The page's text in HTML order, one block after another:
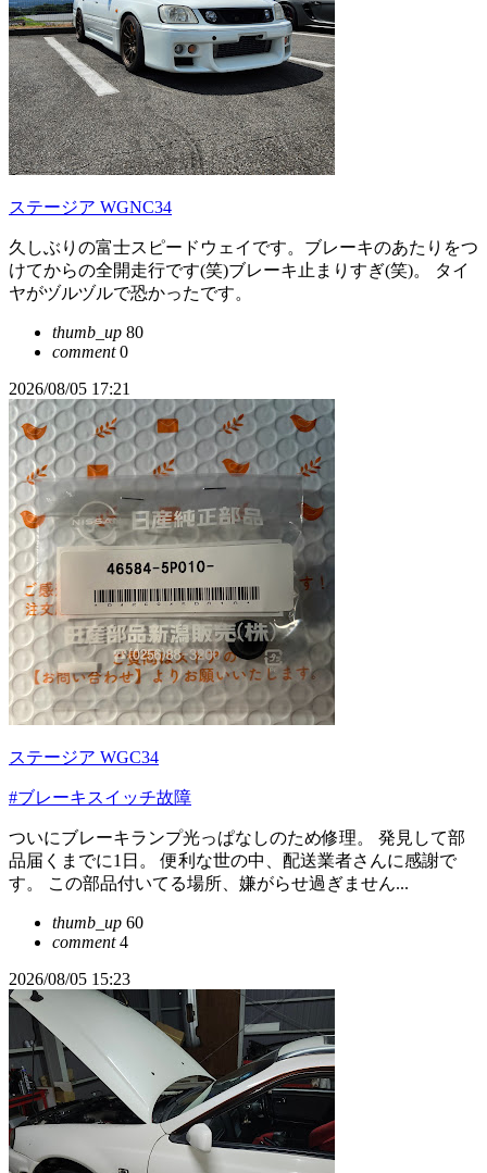
ステージア WGNC34
久しぶりの富士スピードウェイです。ブレーキのあたりをつ
けてからの全開走行です(笑)ブレーキ止まりすぎ(笑)。 タイ
ヤがヅルヅルで恐かったです。
thumb_up 80
comment0
2026/08/05 17:21
ステージア WGC34
#ブレーキスイッチ故障
ついにブレーキランプ光っぱなしのため修理。 発見して部
品届くまでに1日。 便利な世の中、配送業者さんに感謝で
す。 この部品付いてる場所、嫌がらせ過ぎません...
thumb_up 60
comment4
2026/08/05 15:23